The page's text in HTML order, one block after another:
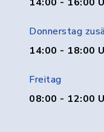
Donnerstag
14:00 - 18:00
Freitag
08:00 - 12:00